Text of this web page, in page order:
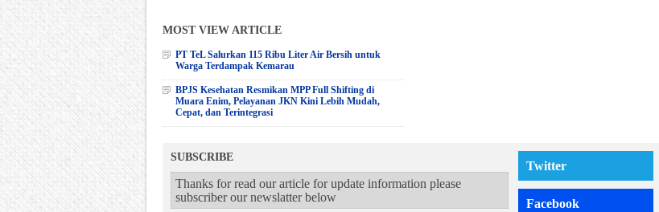
MOST VIEW ARTICLE
PT TeL Salurkan 115 Ribu Liter Air Bersih untuk
Warga Terdampak Kemarau
BPJS Kesehatan Resmikan MPP Full Shifting di
Muara Enim, Pelayanan JKN Kini Lebih Mudah,
Cepat, dan Terintegrasi
SUBSCRIBE
Thanks for read our article for update information please
subscriber our newslatter below
Twitter
Facebook